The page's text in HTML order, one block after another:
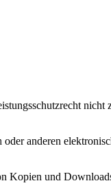
nicht
anderen
Kopien und